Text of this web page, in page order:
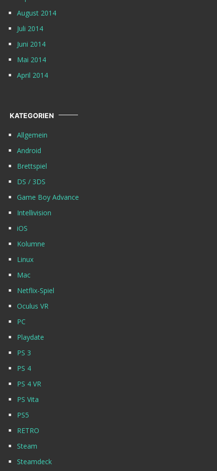
August 2014
Juli 2014
Juni 2014
Mai 2014
April 2014
KATEGORIEN
Allgemein
Android
Brettspiel
DS / 3DS
Game Boy Advance
Intellivision
iOS
Kolumne
Linux
Mac
Netflix-Spiel
Oculus VR
PC
Playdate
PS 3
PS 4
PS 4 VR
PS Vita
PS5
RETRO
Steam
Steamdeck